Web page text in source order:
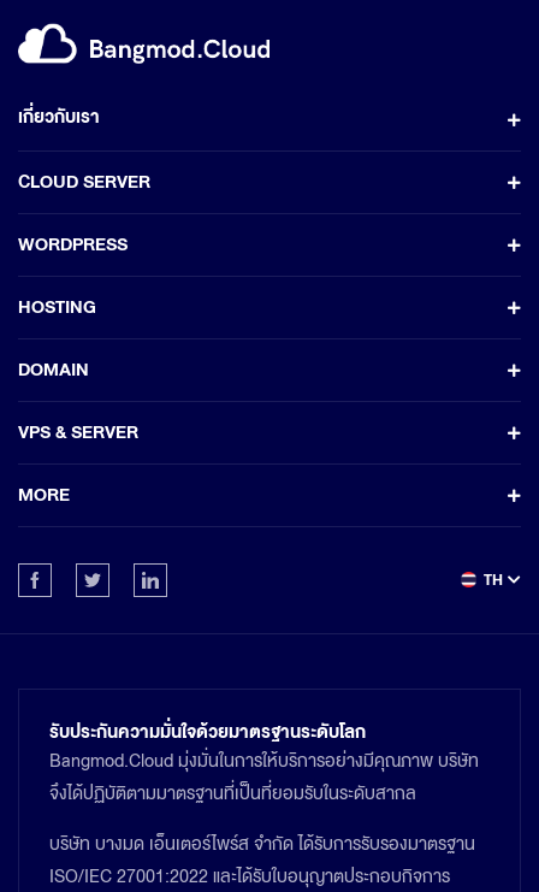
เกี่ยวกับเรา
CLOUD SERVER
WORDPRESS
HOSTING
DOMAIN
VPS & SERVER
MORE
TH
รับประกันความมั่นใจด้วยมาตรฐานระดับโลก
Bangmod.Cloud มุ่งมั่นในการให้บริการอย่างมีคุณภาพ บริษัท
จึงได้ปฏิบัติตามมาตรฐานที่เป็นที่ยอมรับในระดับสากล
บริษัท บางมด เอ็นเตอร์ไพร์ส จำกัด ได้รับการรับรองมาตรฐาน
ISO/IEC 27001:2022 และได้รับใบอนุญาตประกอบกิจการ